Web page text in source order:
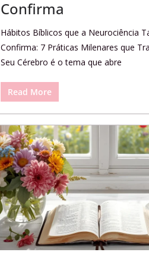
Confirma
Hábitos Bíblicos que a Neurociência
Confirma: 7 Práticas Milenares que
Seu Cérebro é o tema que abre
Read More